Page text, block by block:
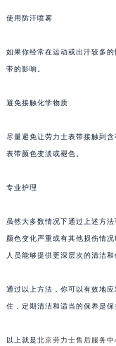
使用防汗喷雾
如果你经常在运动或出汗较多
带的影响。
避免接触化学物质
尽量避免让劳力士表带接触到
表带颜色变淡或褪色。
专业护理
虽然大多数情况下通过上述方
颜色变化严重或有其他损伤情
人员能够提供更深层次的清洁和
通过以上方法，你可以有效地
住，定期清洁和适当的保养是保
以上就是北京劳力士售后服务中